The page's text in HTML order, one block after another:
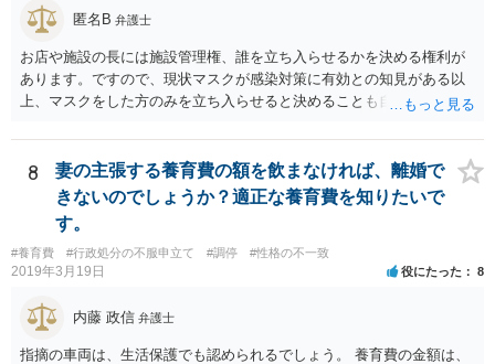
匿名B 弁護士
お店や施設の長には施設管理権、誰を立ち入らせるかを決める権利が
あります。ですので、現状マスクが感染対策に有効との知見がある以
上、マスクをした方のみを立ち入らせると決めることも自由であり、
など公益的な側面のある業種ですと、公衆浴場法など各種業法で定め
られた理由以外での利用拒否は禁止されていますし、公の施設でもマ
スクなしだけでの利用拒否は問題となりえますが、民間のお店に対し
ては慰謝料の請求は認められないと考えられます。
8
妻の主張する養育費の額を飲まなければ、離婚で
きないのでしょうか？適正な養育費を知りたいで
す。
#養育費 #行政処分の不服申立て #調停 #性格の不一致
2019年3月19日 役にたった 8
内藤 政信 弁護士
指摘の車両は、生活保護でも認められるでしょう。 養育費の金額は、